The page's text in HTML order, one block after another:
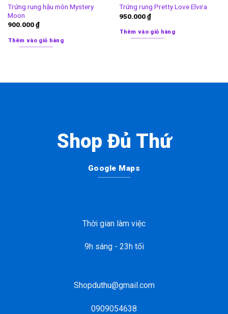
Trứng rung hậu môn Mystery
Moon
900.000₫
Thêm vào giỏ hàng
Trứng rung Pretty Love Elvira
950.000₫
Thêm vào giỏ hàng
Shop Đủ Thứ
Google Maps
Thời gian làm việc
9h sáng - 23h tối
Shopduthu@gmail.com
0909054638